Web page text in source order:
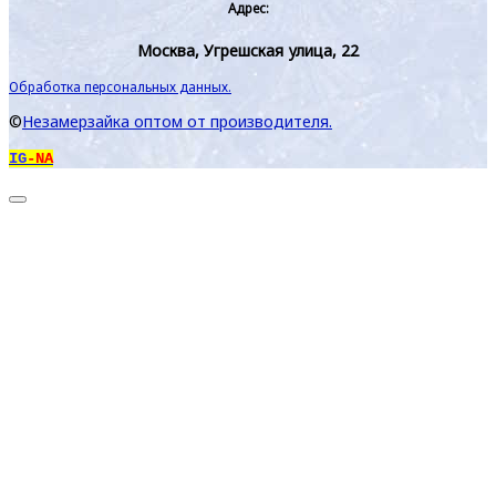
Адрес:
Москва, Угрешская улица, 22
Обработка персональных данных.
©Незамерзайка оптом от производителя.
IG-NA